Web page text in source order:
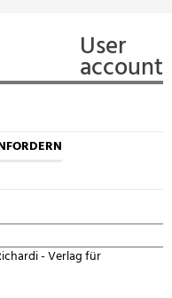
User
account
- Verlag für